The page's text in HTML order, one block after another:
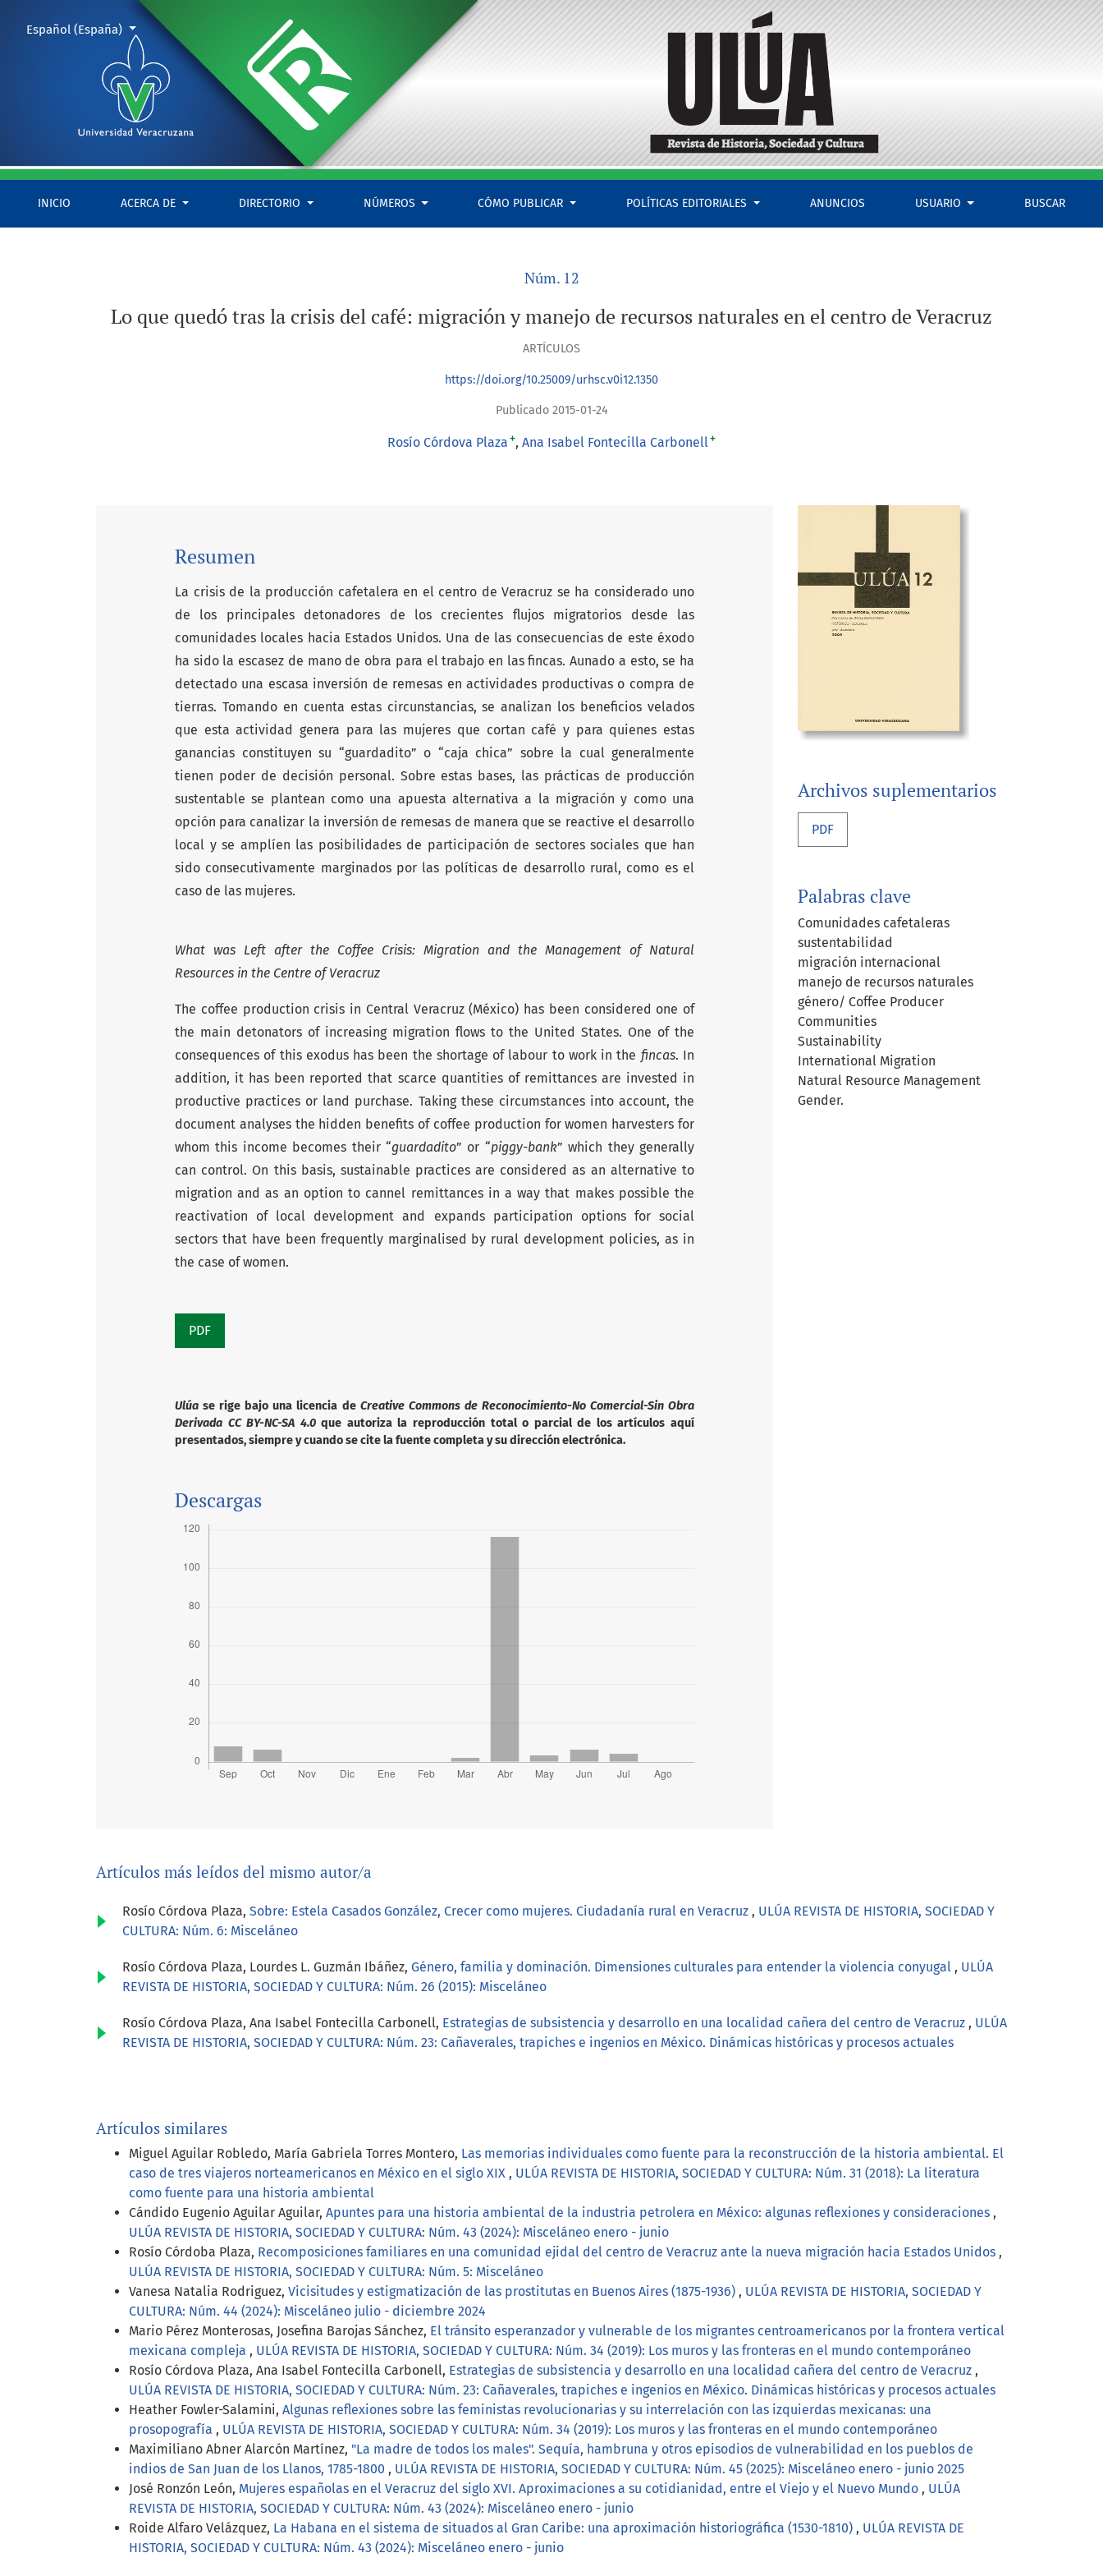
Lo que quedó tras la crisis del café: migración y manejo de recursos naturales en el centro de Veracruz
INICIO ACERCA DE DIRECTORIO NÚMEROS CÓMO PUBLICAR POLÍTICAS EDITORIALES ANUNCIOS USUARIO BUSCAR
Cambiar el idioma. El actual es:
Español (España)
Núm. 12
Lo que quedó tras la crisis del café: migración y manejo de recursos naturales en el centro de Veracruz
ARTÍCULOS
https://doi.org/10.25009/urhsc.v0i12.1350
Publicado 2015-01-24
Rosío Córdova Plaza + Ana Isabel Fontecilla Carbonell+
Archivos suplementarios
PDF
Palabras clave
Comunidades cafetaleras
sustentabilidad
migración internacional
manejo de recursos naturales
género/ Coffee Producer
Communities
Sustainability
International Migration
Natural Resource Management
Gender.
Resumen
La crisis de la producción cafetalera en el centro de Veracruz se ha considerado uno
de los principales detonadores de los crecientes flujos migratorios desde las
comunidades locales hacia Estados Unidos. Una de las consecuencias de este éxodo
ha sido la escasez de mano de obra para el trabajo en las fincas. Aunado a esto, se ha
detectado una escasa inversión de remesas en actividades productivas o compra de
tierras. Tomando en cuenta estas circunstancias, se analizan los beneficios velados
que esta actividad genera para las mujeres que cortan café y para quienes estas
ganancias constituyen su “guardadito” o “caja chica” sobre la cual generalmente
tienen poder de decisión personal. Sobre estas bases, las prácticas de producción
sustentable se plantean como una apuesta alternativa a la migración y como una
opción para canalizar la inversión de remesas de manera que se reactive el desarrollo
local y se amplíen las posibilidades de participación de sectores sociales que han
sido consecutivamente marginados por las políticas de desarrollo rural, como es el
caso de las mujeres.
What was Left after the Coffee Crisis: Migration and the Management of Natural
Resources in the Centre of Veracruz
The coffee production crisis in Central Veracruz (México) has been considered one of
the main detonators of increasing migration flows to the United States. One of the
consequences of this exodus has been the shortage of labour to work in the fincas. In
addition, it has been reported that scarce quantities of remittances are invested in
productive practices or land purchase. Taking these circumstances into account, the
document analyses the hidden benefits of coffee production for women harvesters for
whom this income becomes their “guardadito” or “piggy-bank” which they generally
can control. On this basis, sustainable practices are considered as an alternative to
migration and as an option to cannel remittances in a way that makes possible the
reactivation of local development and expands participation options for social
sectors that have been frequently marginalised by rural development policies, as in
the case of women.
PDF
Ulúa se rige bajo una licencia de Creative Commons de Reconocimiento-No Comercial-Sin Obra
Derivada CC BY-NC-SA 4.0que autoriza la reproducción total o parcial de los artículos aquí
presentados, siempre y cuando se cite la fuente completa y su dirección electrónica.
Descargas
Artículos más leídos del mismo autor/a
Rosío Córdova Plaza, Sobre: Estela Casados González, Crecer como mujeres. Ciudadanía rural en Veracruz , ULÚA REVISTA DE HISTORIA, SOCIEDAD Y
CULTURA: Núm. 6: Misceláneo
Rosío Córdova Plaza, Lourdes L. Guzmán Ibáñez, Género, familia y dominación. Dimensiones culturales para entender la violencia conyugal , ULÚA
REVISTA DE HISTORIA, SOCIEDAD Y CULTURA: Núm. 26 (2015): Misceláneo
Rosío Córdova Plaza, Ana Isabel Fontecilla Carbonell, Estrategias de subsistencia y desarrollo en una localidad cañera del centro de Veracruz , ULÚA
REVISTA DE HISTORIA, SOCIEDAD Y CULTURA: Núm. 23: Cañaverales, trapiches e ingenios en México. Dinámicas históricas y procesos actuales
Artículos similares
Miguel Aguilar Robledo, María Gabriela Torres Montero, Las memorias individuales como fuente para la reconstrucción de la historia ambiental. El
caso de tres viajeros norteamericanos en México en el siglo XIX , ULÚA REVISTA DE HISTORIA, SOCIEDAD Y CULTURA: Núm. 31 (2018): La literatura
como fuente para una historia ambiental
Cándido Eugenio Aguilar Aguilar, Apuntes para una historia ambiental de la industria petrolera en México: algunas reflexiones y consideraciones ,
ULÚA REVISTA DE HISTORIA, SOCIEDAD Y CULTURA: Núm. 43 (2024): Misceláneo enero - junio
Rosío Córdoba Plaza, Recomposiciones familiares en una comunidad ejidal del centro de Veracruz ante la nueva migración hacia Estados Unidos ,
ULÚA REVISTA DE HISTORIA, SOCIEDAD Y CULTURA: Núm. 5: Misceláneo
Vanesa Natalia Rodriguez, Vicisitudes y estigmatización de las prostitutas en Buenos Aires (1875-1936) , ULÚA REVISTA DE HISTORIA, SOCIEDAD Y
CULTURA: Núm. 44 (2024): Misceláneo julio - diciembre 2024
Mario Pérez Monterosas, Josefina Barojas Sánchez, El tránsito esperanzador y vulnerable de los migrantes centroamericanos por la frontera vertical
mexicana compleja , ULÚA REVISTA DE HISTORIA, SOCIEDAD Y CULTURA: Núm. 34 (2019): Los muros y las fronteras en el mundo contemporáneo
Rosío Córdova Plaza, Ana Isabel Fontecilla Carbonell, Estrategias de subsistencia y desarrollo en una localidad cañera del centro de Veracruz ,
ULÚA REVISTA DE HISTORIA, SOCIEDAD Y CULTURA: Núm. 23: Cañaverales, trapiches e ingenios en México. Dinámicas históricas y procesos actuales
Heather Fowler-Salamini, Algunas reflexiones sobre las feministas revolucionarias y su interrelación con las izquierdas mexicanas: una
prosopografía , ULÚA REVISTA DE HISTORIA, SOCIEDAD Y CULTURA: Núm. 34 (2019): Los muros y las fronteras en el mundo contemporáneo
Maximiliano Abner Alarcón Martínez, "La madre de todos los males". Sequía, hambruna y otros episodios de vulnerabilidad en los pueblos de
indios de San Juan de los Llanos, 1785-1800 , ULÚA REVISTA DE HISTORIA, SOCIEDAD Y CULTURA: Núm. 45 (2025): Misceláneo enero - junio 2025
José Ronzón León, Mujeres españolas en el Veracruz del siglo XVI. Aproximaciones a su cotidianidad, entre el Viejo y el Nuevo Mundo , ULÚA
REVISTA DE HISTORIA, SOCIEDAD Y CULTURA: Núm. 43 (2024): Misceláneo enero - junio
Roide Alfaro Velázquez, La Habana en el sistema de situados al Gran Caribe: una aproximación historiográfica (1530-1810) , ULÚA REVISTA DE
HISTORIA, SOCIEDAD Y CULTURA: Núm. 43 (2024): Misceláneo enero - junio